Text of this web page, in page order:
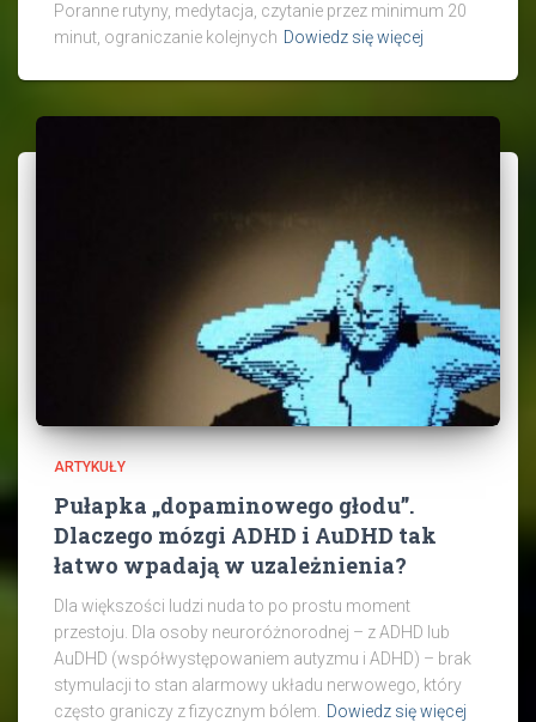
Poranne rutyny, medytacja, czytanie przez minimum 20
minut, ograniczanie kolejnych Dowiedz się więcej
ARTYKUŁY
Pułapka „dopaminowego głodu”.
Dlaczego mózgi ADHD i AuDHD tak
łatwo wpadają w uzależnienia?
Dla większości ludzi nuda to po prostu moment
przestoju. Dla osoby neuroróżnorodnej – z ADHD lub
AuDHD (współwystępowaniem autyzmu i ADHD) – brak
stymulacji to stan alarmowy układu nerwowego, który
często graniczy z fizycznym bólem.
Dowiedz się więcej